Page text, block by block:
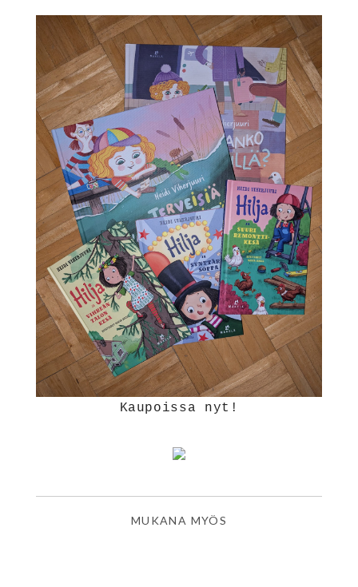
Kaupoissa nyt!
MUKANA MYÖS